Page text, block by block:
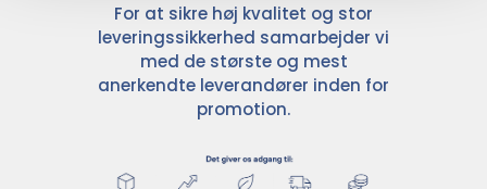
For at sikre høj kvalitet og stor
leveringssikkerhed samarbejder vi
med de største og mest
anerkendte leverandører inden for
promotion.